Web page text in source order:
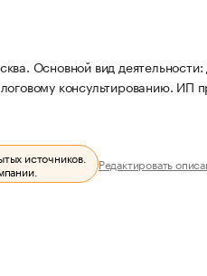
Основной вид
консультированию.
источников.
Редактировать